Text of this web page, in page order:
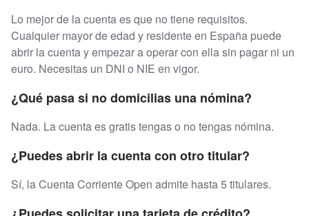
Lo mejor de la cuenta es que no tiene requisitos.
Cualquier mayor de edad y residente en España puede
abrir la cuenta y empezar a operar con ella sin pagar ni un
euro. Necesitas un DNI o NIE en vigor.
¿Qué pasa si no domicilias una nómina?
Nada. La cuenta es gratis tengas o no tengas nómina.
¿Puedes abrir la cuenta con otro titular?
Sí, la Cuenta Corriente Open admite hasta 5 titulares.